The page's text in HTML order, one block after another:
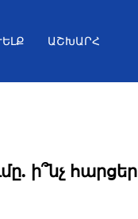
ԱՇԽԱՐՀ
ի՞նչ հարցեր